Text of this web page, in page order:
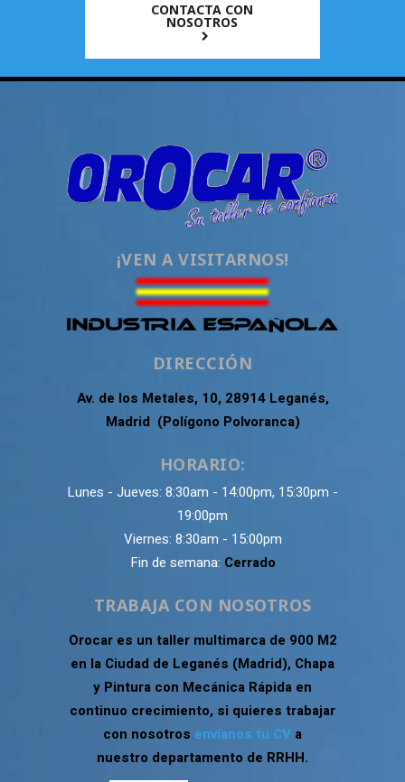
CONTACTA CON
NOSOTROS
¡VEN A VISITARNOS!
DIRECCIÓN
Av. de los Metales, 10, 28914 Leganés,
Madrid (Polígono Polvoranca)
HORARIO:
Lunes - Jueves: 8:30am - 14:00pm, 15:30pm -
19:00pm
Viernes: 8:30am - 15:00pm
Fin de semana: Cerrado
TRABAJA CON NOSOTROS
Orocar es un taller multimarca de 900 M2
en la Ciudad de Leganés (Madrid), Chapa
y Pintura con Mecánica Rápida en
continuo crecimiento, si quieres trabajar
con nosotros envíanos tu CV a
nuestro departamento de RRHH.